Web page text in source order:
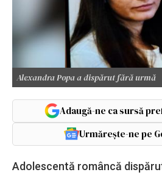
Alexandra Popa a dispărut fără urmă
Adaugă-ne ca sursă
Urmărește-ne pe
Adolescentă româncă